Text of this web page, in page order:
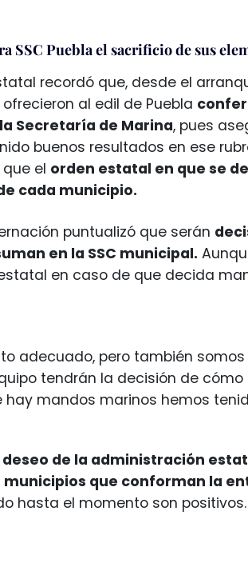
SSC Puebla el sacrificio de sus
recordó que, desde el
al edil de Puebla
Secretaría de Marina, pues
buenos resultados en ese
el orden estatal en que se
cada municipio.
puntualizó que serán
en la SSC municipal.
en caso de que decida
adecuado, pero también
tendrán la decisión de
mandos marinos hemos
deseo de la administración
municipios que conforman la
hasta el momento son positivos.